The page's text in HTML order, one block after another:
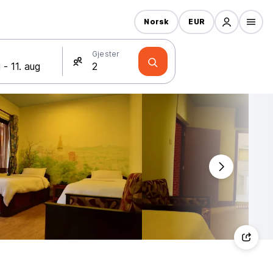
Gjester
Norsk EUR